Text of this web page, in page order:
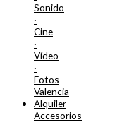
Sonido
·
Cine
·
Vídeo
·
Fotos
Valencia
Alquiler
Accesorios